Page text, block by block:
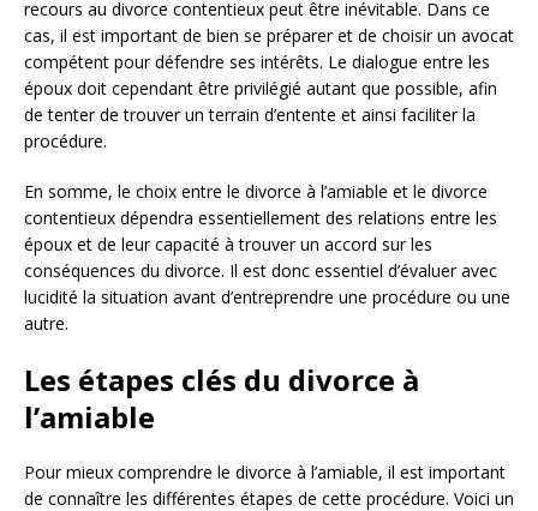
recours au divorce contentieux peut être inévitable. Dans ce
cas, il est important de bien se préparer et de choisir un avocat
compétent pour défendre ses intérêts. Le dialogue entre les
époux doit cependant être privilégié autant que possible, afin
de tenter de trouver un terrain d’entente et ainsi faciliter la
procédure.
En somme, le choix entre le divorce à l’amiable et le divorce
contentieux dépendra essentiellement des relations entre les
époux et de leur capacité à trouver un accord sur les
conséquences du divorce. Il est donc essentiel d’évaluer avec
lucidité la situation avant d’entreprendre une procédure ou une
autre.
Les étapes clés du divorce à
l’amiable
Pour mieux comprendre le divorce à l’amiable, il est important
de connaître les différentes étapes de cette procédure. Voici un